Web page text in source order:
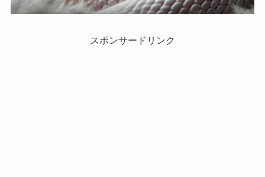
スポンサードリンク